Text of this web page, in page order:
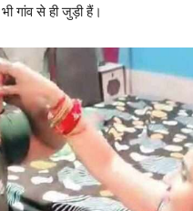
गांव से ही जुड़ी हैं।